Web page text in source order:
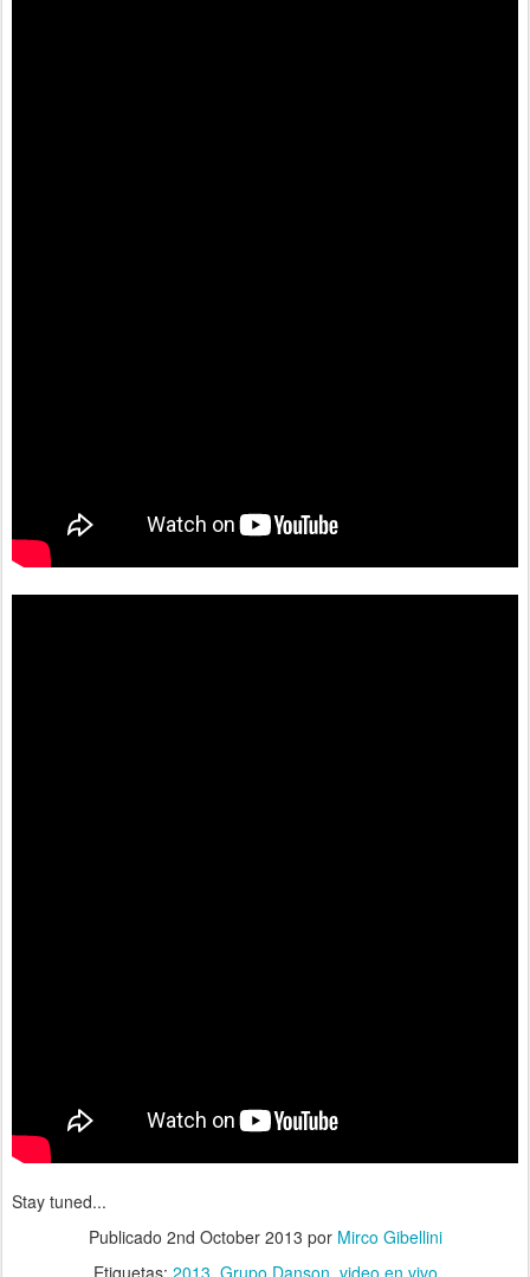
Stay tuned...
Publicado 2nd October 2013 por Mirco Gibellini
Etiquetas: 2013 Grupo Danson video en vivo